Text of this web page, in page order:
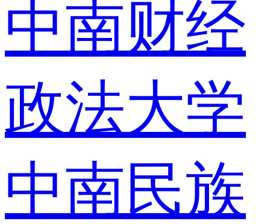
中南财经
政法大学
中南民族